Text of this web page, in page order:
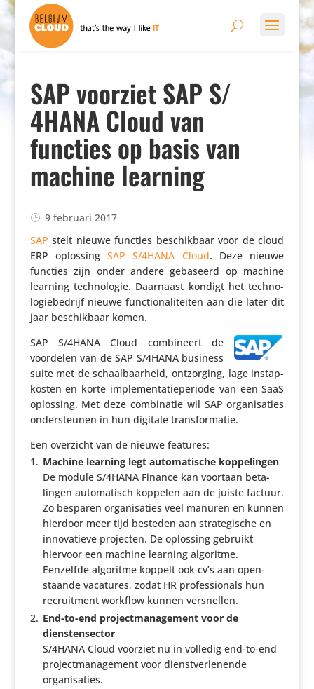
SAP voorziet SAP S/​
4HANA Cloud van
functies op basis van
machine learning
9 februari 2017
SAP stelt nieuwe functies beschik­baar voor de cloud
ERP oplossingSAP S/​4HANA Cloud. Deze nieuwe
functies zijn onder andere gebaseerd op machine
learning tech­no­logie. Daarnaast kondigt het tech­no­
lo­gie­be­drijf nieuwe func­ti­o­na­li­teiten aan die later dit
jaar beschik­baar komen.
SAP S/​4HANA Cloud combi­neert de
voordelen van de SAP S/​4HANA business
suite met de schaal­baar­heid, ontzor­ging, lage instap­
kosten en korte imple­men­ta­tie­pe­riode van een SaaS
oplossing. Met deze combi­natie wil SAP orga­ni­sa­ties
onder­steunen in hun digitale transformatie.
Een overzicht van de nieuwe features:
Machine learning legt auto­ma­ti­sche koppelingen
De module S/​4HANA Finance kan voortaan beta­
lingen auto­ma­tisch koppelen aan de juiste factuur.
Zo besparen orga­ni­sa­ties veel manuren en kunnen
hierdoor meer tijd besteden aan stra­te­gi­sche en
inno­va­tieve projecten. De oplossing gebruikt
hiervoor een machine learning algoritme.
Eenzelfde algoritme koppelt ook cv’s aan open­
staande vacatures, zodat HR profes­si­o­nals hun
recruit­ment workflow kunnen versnellen.
End-to-end project­ma­na­ge­ment voor de
dienstensector
S/​4HANA Cloud voorziet nu in volledig end-to-end
project­ma­na­ge­ment voor dienst­ver­le­nende
organisaties.